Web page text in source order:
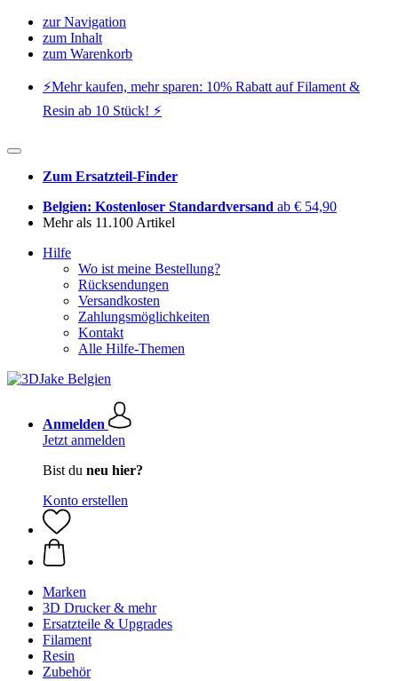
zur Navigation
zum Inhalt
zum Warenkorb
⚡️Mehr kaufen, mehr sparen: 10% Rabatt auf Filament &
Resin ab 10 Stück! ⚡️
Zum Ersatzteil-Finder
Belgien: Kostenloser Standardversand ab € 54,90
Mehr als 11.100 Artikel
Hilfe
Wo ist meine Bestellung?
Rücksendungen
Versandkosten
Zahlungsmöglichkeiten
Kontakt
Alle Hilfe-Themen
Anmelden
Jetzt anmelden
Bist du neu hier?
Konto erstellen
Marken
3D Drucker & mehr
Ersatzteile & Upgrades
Filament
Resin
Zubehör